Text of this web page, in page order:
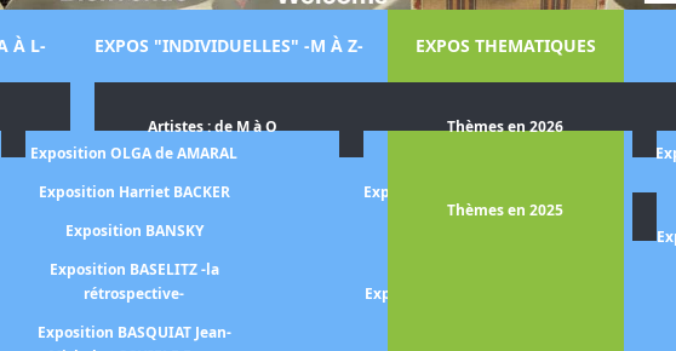
À L-
Exposition OLGA de AMARAL
Exposition Harriet BACKER
Exposition BANSKY
Exposition BASELITZ -la
rétrospective-
Exposition BASQUIAT Jean-
EXPOS "INDIVIDUELLES" -M À Z-
Artistes : de M à O
Exposition Le monde de Steve
MCCURRY
Exposition Aristide MAILLOL -
EXPOS THEMATIQUES
Thèmes en 2026
Thèmes en 2025